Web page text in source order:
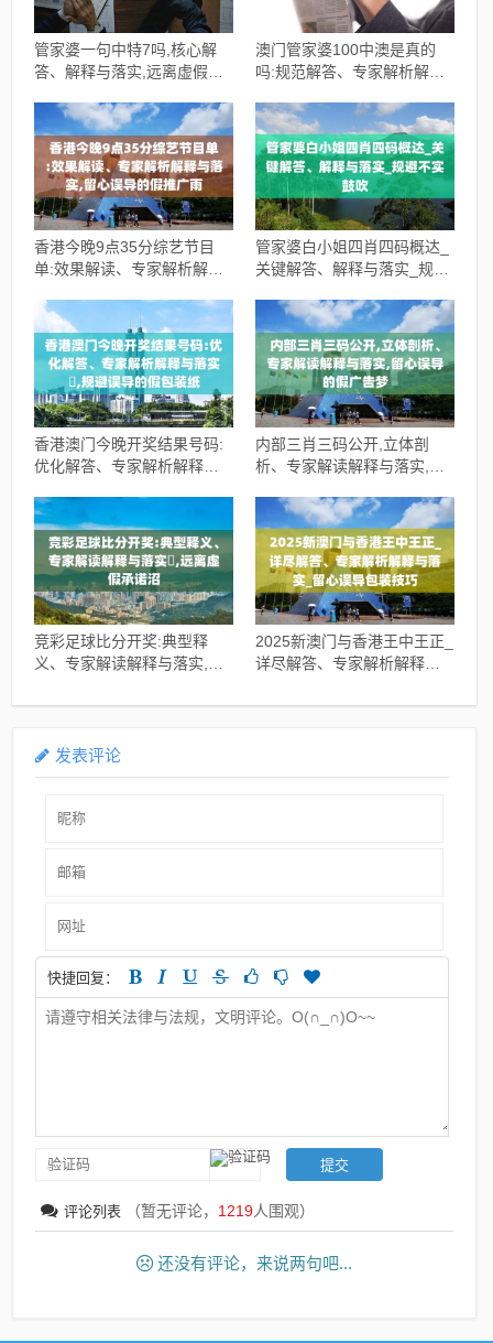
管家婆一句中特7吗,核心解
答、解释与落实,远离虚假的
澳门管家婆100中澳是真的
吗:规范解答、专家解析解释
香港今晚9点35分综艺节目
单:效果解读、专家解析解释
管家婆白小姐四肖四码概达_
关键解答、解释与落实_规避
香港澳门今晚开奖结果号码:
优化解答、专家解析解释与
内部三肖三码公开,立体剖
析、专家解读解释与落实,留
竞彩足球比分开奖:典型释
义、专家解读解释与落实​,远
2025新澳门与香港王中王正_
详尽解答、专家解析解释与
发表评论
快捷回复：
评论列表 （暂无评论， 1219人围观）
还没有评论，来说两句吧...